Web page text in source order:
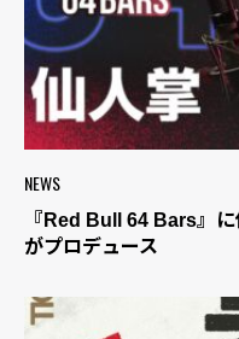
NEWS
『Red Bull 64 Bars』
がプロデュース